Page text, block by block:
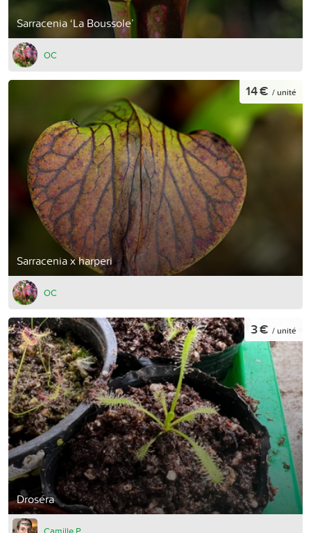
Sarracenia ‘La Boussole’
OC
Sarracenia x harperi
14 € / unité
OC
Droséra
3 € / unité